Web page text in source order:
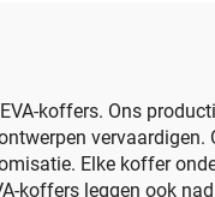
koffers. Ons
Elke koffer
koffers leggen ook